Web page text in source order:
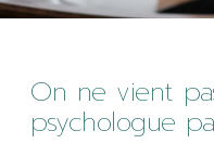
On ne vient
psychologue